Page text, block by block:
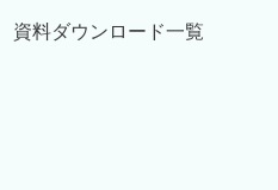
資料ダウンロード一覧